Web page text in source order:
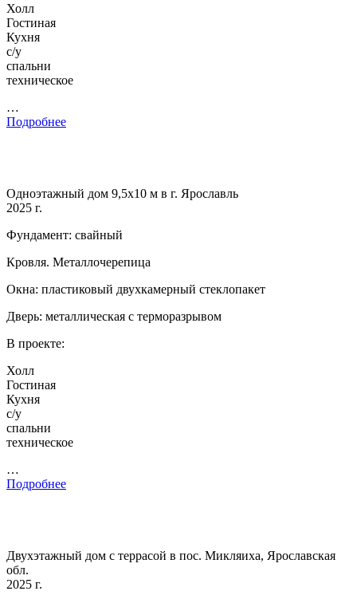
Холл
Гостиная
Кухня
с/у
спальни
техническое
…
Подробнее
Одноэтажный дом 9,5х10 м в г. Ярославль
2025 г.
Фундамент: свайный
Кровля. Металлочерепица
Окна: пластиковый двухкамерный стеклопакет
Дверь: металлическая с терморазрывом
В проекте:
Холл
Гостиная
Кухня
с/у
спальни
техническое
…
Подробнее
Двухэтажный дом с террасой в пос. Микляиха, Ярославская
обл.
2025 г.